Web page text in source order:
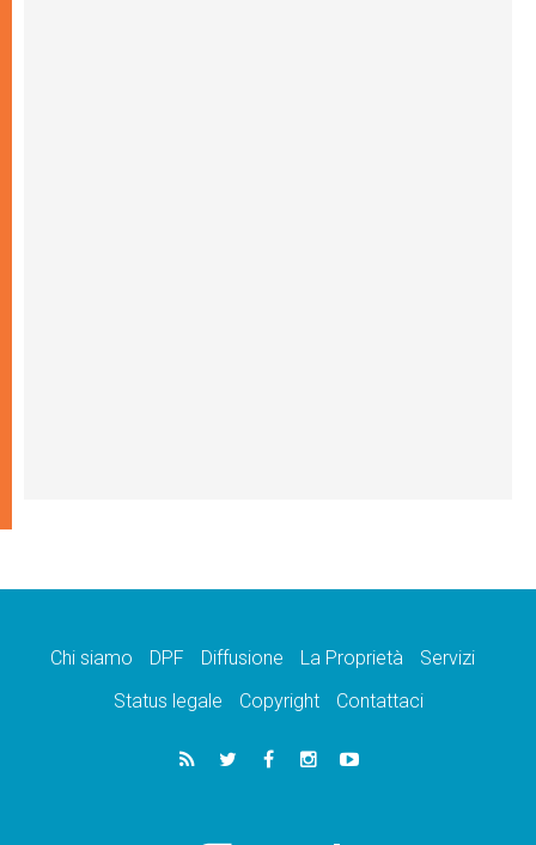
Chi siamo DPF Diffusione La Proprietà
Servizi
Status legale
Copyright Contattaci